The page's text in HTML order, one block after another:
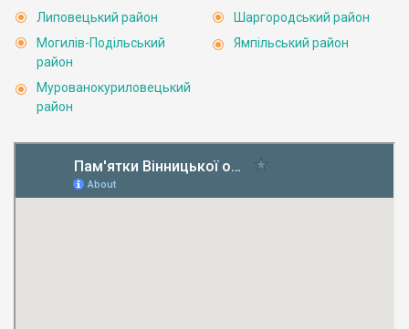
Липовецький район
Могилів-Подільський
район
Мурованокуриловецький
район
Шаргородський район
Ямпільський район